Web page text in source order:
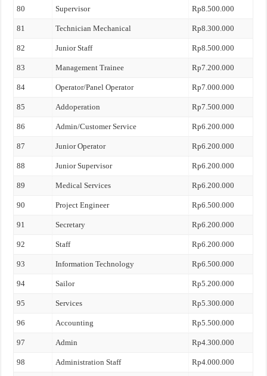
80 Supervisor Rp8.500.000
81 Technician Mechanical Rp8.300.000
82 Junior Staff Rp8.500.000
83 Management Trainee Rp7.200.000
84 Operator/Panel Operator Rp7.000.000
85 Addoperation Rp7.500.000
86 Admin/Customer Service Rp6.200.000
87 Junior Operator Rp6.200.000
88 Junior Supervisor Rp6.200.000
89 Medical Services Rp6.200.000
90 Project Engineer Rp6.500.000
91 Secretary Rp6.200.000
92 Staff Rp6.200.000
93 Information Technology Rp6.500.000
94 Sailor Rp5.200.000
95 Services Rp5.300.000
96 Accounting Rp5.500.000
97 Admin Rp4.300.000
98 Administration Staff Rp4.000.000